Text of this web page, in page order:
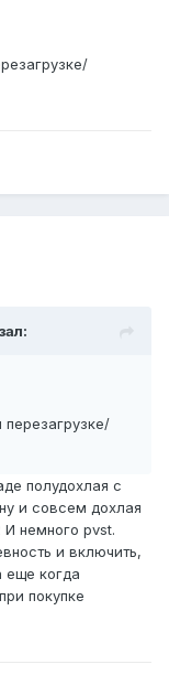
перезагрузке/
полудохлая с
и совсем дохлая
немного pvst.
и включить,
еще когда
покупке